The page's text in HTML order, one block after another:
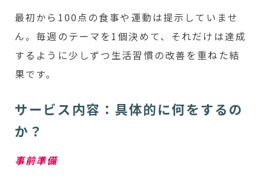
最初から100点の食事や運動は提示していませ
ん。毎週のテーマを1個決めて、それだけは達成
するように少しずつ生活習慣の改善を重ねた結
果です。
サービス内容：具体的に何をするの
か？
事前準備